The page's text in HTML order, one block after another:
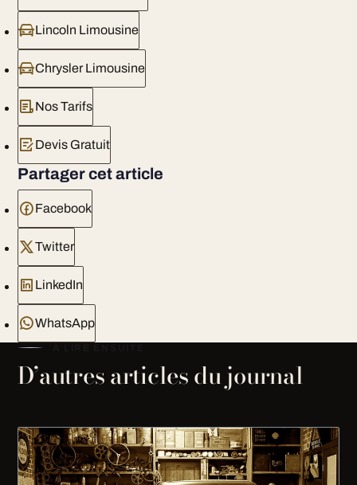
Lincoln Limousine
Chrysler Limousine
Nos Tarifs
Devis Gratuit
Partager cet article
Facebook
Twitter
LinkedIn
WhatsApp
D’autres articles du journal